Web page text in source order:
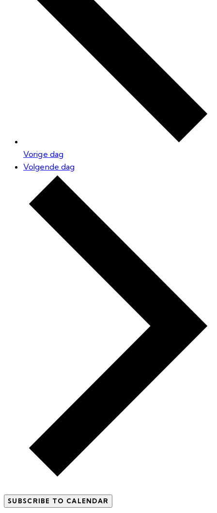
Vorige dag
Volgende dag
SUBSCRIBE TO CALENDAR